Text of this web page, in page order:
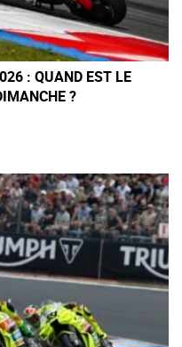
: QUAND EST LE
?